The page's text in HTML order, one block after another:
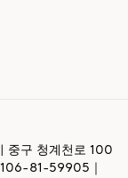
중구 청계천로 100
106-81-59905